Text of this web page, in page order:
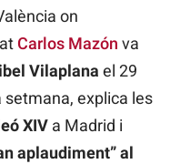
on
Carlos Mazón va
Vilaplana el 29
setmana, explica les
XIV a Madrid i
aplaudiment” al